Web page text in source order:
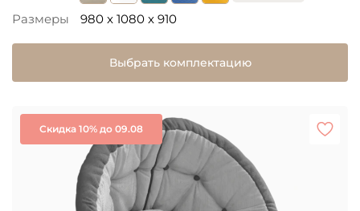
Размеры 980 x 1080 x 910
Выбрать комплектацию
Скидка 10% до 09.08